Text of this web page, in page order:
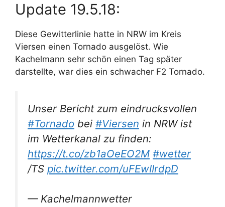
Update 19.5.18:
Diese Gewitterlinie hatte in NRW im Kreis
Viersen einen Tornado ausgelöst. Wie
Kachelmann sehr schön einen Tag später
darstellte, war dies ein schwacher F2 Tornado.
Unser Bericht zum eindrucksvollen
#Tornado bei #Viersen in NRW ist
im Wetterkanal zu finden:
https://t.co/zb1aOeEO2M #wetter
/TS pic.twitter.com/uFEwIIrdpD
— Kachelmannwetter